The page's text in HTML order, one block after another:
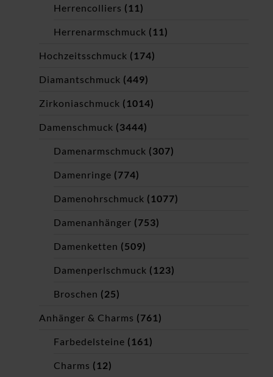
Herrencolliers (11)
Herrenarmschmuck (11)
Hochzeitsschmuck (174)
Diamantschmuck (449)
Zirkoniaschmuck (1014)
Damenschmuck (3444)
Damenarmschmuck (307)
Damenringe (774)
Damenohrschmuck (1077)
Damenanhänger (753)
Damenketten (509)
Damenperlschmuck (123)
Broschen (25)
Anhänger & Charms (761)
Farbedelsteine (161)
Charms (12)